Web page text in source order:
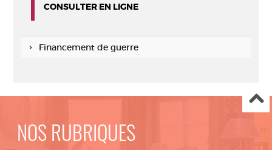
CONSULTER EN LIGNE
Financement de guerre
NOS RUBRIQUES